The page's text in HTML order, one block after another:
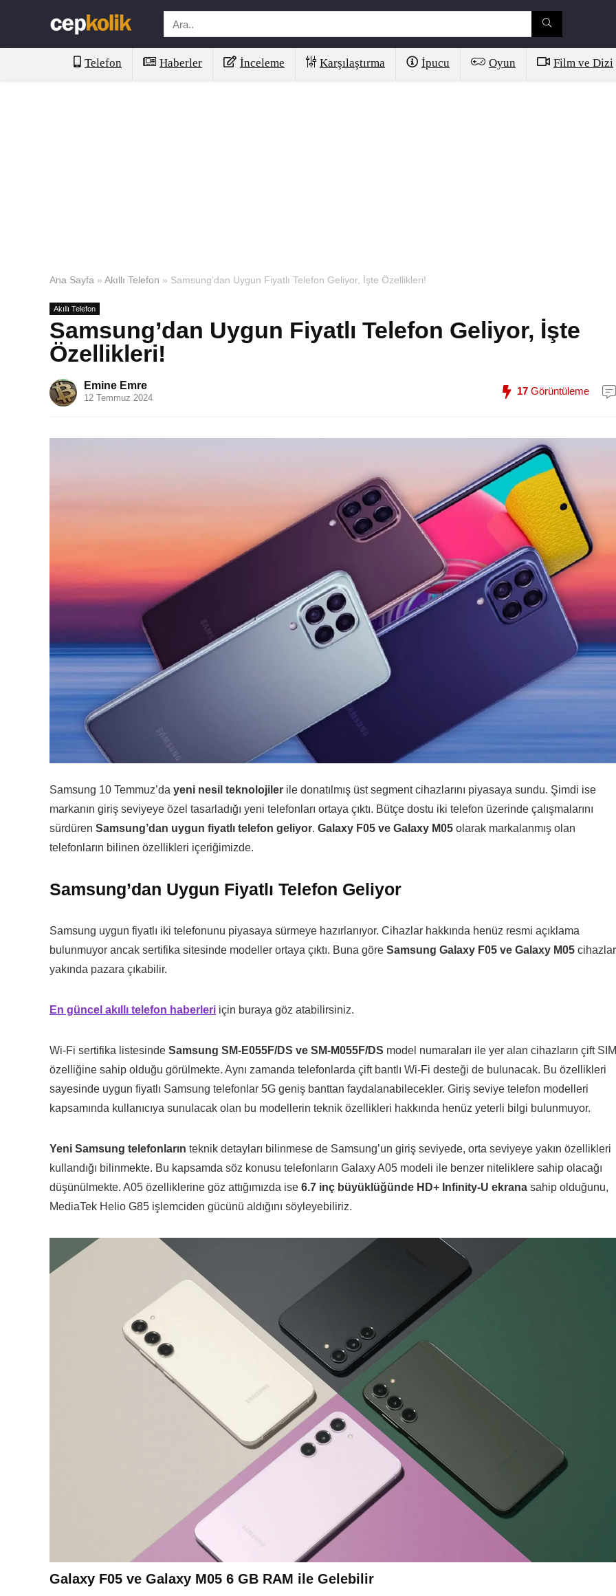
Telefon Haberler İnceleme Karşılaştırma İpucu Oyun Film ve Dizi
Ana Sayfa » Akıllı Telefon » Samsung’dan Uygun Fiyatlı Telefon Geliyor, İşte Özellikleri!
Akıllı Telefon
Samsung’dan Uygun Fiyatlı Telefon Geliyor, İşte
Özellikleri!
Emine Emre
12 Temmuz 2024
17 Görüntüleme
Samsung 10 Temmuz’da yeni nesil teknolojiler ile donatılmış üst segment cihazlarını piyasaya sundu. Şimdi ise
markanın giriş seviyeye özel tasarladığı yeni telefonları ortaya çıktı. Bütçe dostu iki telefon üzerinde çalışmalarını
sürdüren Samsung’dan uygun fiyatlı telefon geliyor. Galaxy F05 ve Galaxy M05 olarak markalanmış olan
telefonların bilinen özellikleri içeriğimizde.
Samsung’dan Uygun Fiyatlı Telefon Geliyor
Samsung uygun fiyatlı iki telefonunu piyasaya sürmeye hazırlanıyor. Cihazlar hakkında henüz resmi açıklama
bulunmuyor ancak sertifika sitesinde modeller ortaya çıktı. Buna göre Samsung Galaxy F05 ve Galaxy M05
yakında pazara çıkabilir.
En güncel akıllı telefon haberleri için buraya göz atabilirsiniz.
Wi-Fi sertifika listesinde Samsung SM-E055F/DS ve SM-M055F/DS model numaraları ile yer alan cihazların çift SIM
özelliğine sahip olduğu görülmekte. Aynı zamanda telefonlarda çift bantlı Wi-Fi desteği de bulunacak. Bu özellikleri
sayesinde uygun fiyatlı Samsung telefonlar 5G geniş banttan faydalanabilecekler. Giriş seviye telefon modelleri
kapsamında kullanıcıya sunulacak olan bu modellerin teknik özellikleri hakkında henüz yeterli bilgi bulunmuyor.
Yeni Samsung telefonların teknik detayları bilinmese de Samsung’un giriş seviyede, orta seviyeye yakın özellikleri
kullandığı bilinmekte. Bu kapsamda söz konusu telefonların Galaxy A05 modeli ile benzer niteliklere sahip olacağı
düşünülmekte. A05 özelliklerine göz attığımızda ise 6.7 inç büyüklüğünde HD+ Infinity-U ekrana sahip olduğunu,
MediaTek Helio G85 işlemciden gücünü aldığını söyleyebiliriz.
Galaxy F05 ve Galaxy M05 6 GB RAM ile Gelebilir